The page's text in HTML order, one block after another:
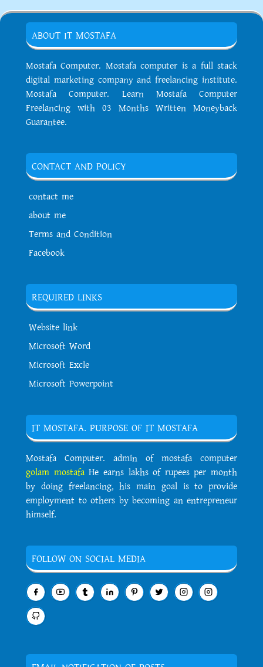
ABOUT IT MOSTAFA
Mostafa Computer. Mostafa computer is a full stack
digital marketing company and freelancing institute.
Mostafa Computer. Learn Mostafa Computer
Freelancing with 03 Months Written Moneyback
Guarantee.
CONTACT AND POLICY
contact me
about me
Terms and Condition
Facebook
REQUIRED LINKS
Website link
Microsoft Word
Microsoft Excle
Microsoft Powerpoint
IT MOSTAFA. PURPOSE OF IT MOSTAFA
Mostafa Computer. admin of mostafa computer
golam mostafaHe earns lakhs of rupees per month
by doing freelancing, his main goal is to provide
employment to others by becoming an entrepreneur
himself.
FOLLOW ON SOCIAL MEDIA